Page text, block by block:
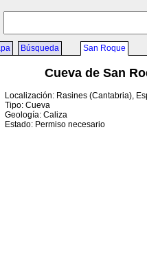
Búsqueda San Roque
Cueva de San
Localización: Rasines (Cantabria),
Tipo: Cueva
Geología: Caliza
Estado: Permiso necesario